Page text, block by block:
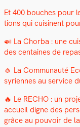
Et 400 bouch­es pour
tions qui cuisi­nent
🍛 La Chor­ba : une
des cen­taines de
🧄 La Com­mu­nauté
syri­ennes au ser­vice
🔥 Le RECHO : un
accueil digne des
grâce au pou­voir de